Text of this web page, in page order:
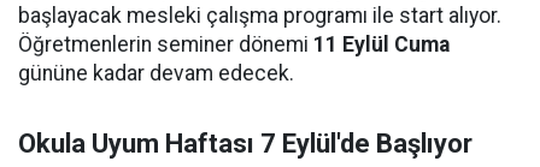
başlayacak mesleki çalışma programı ile start alıyor.
Öğretmenlerin seminer dönemi 11 Eylül Cuma
gününe kadar devam edecek.
Okula Uyum Haftası 7 Eylül'de Başlıyor